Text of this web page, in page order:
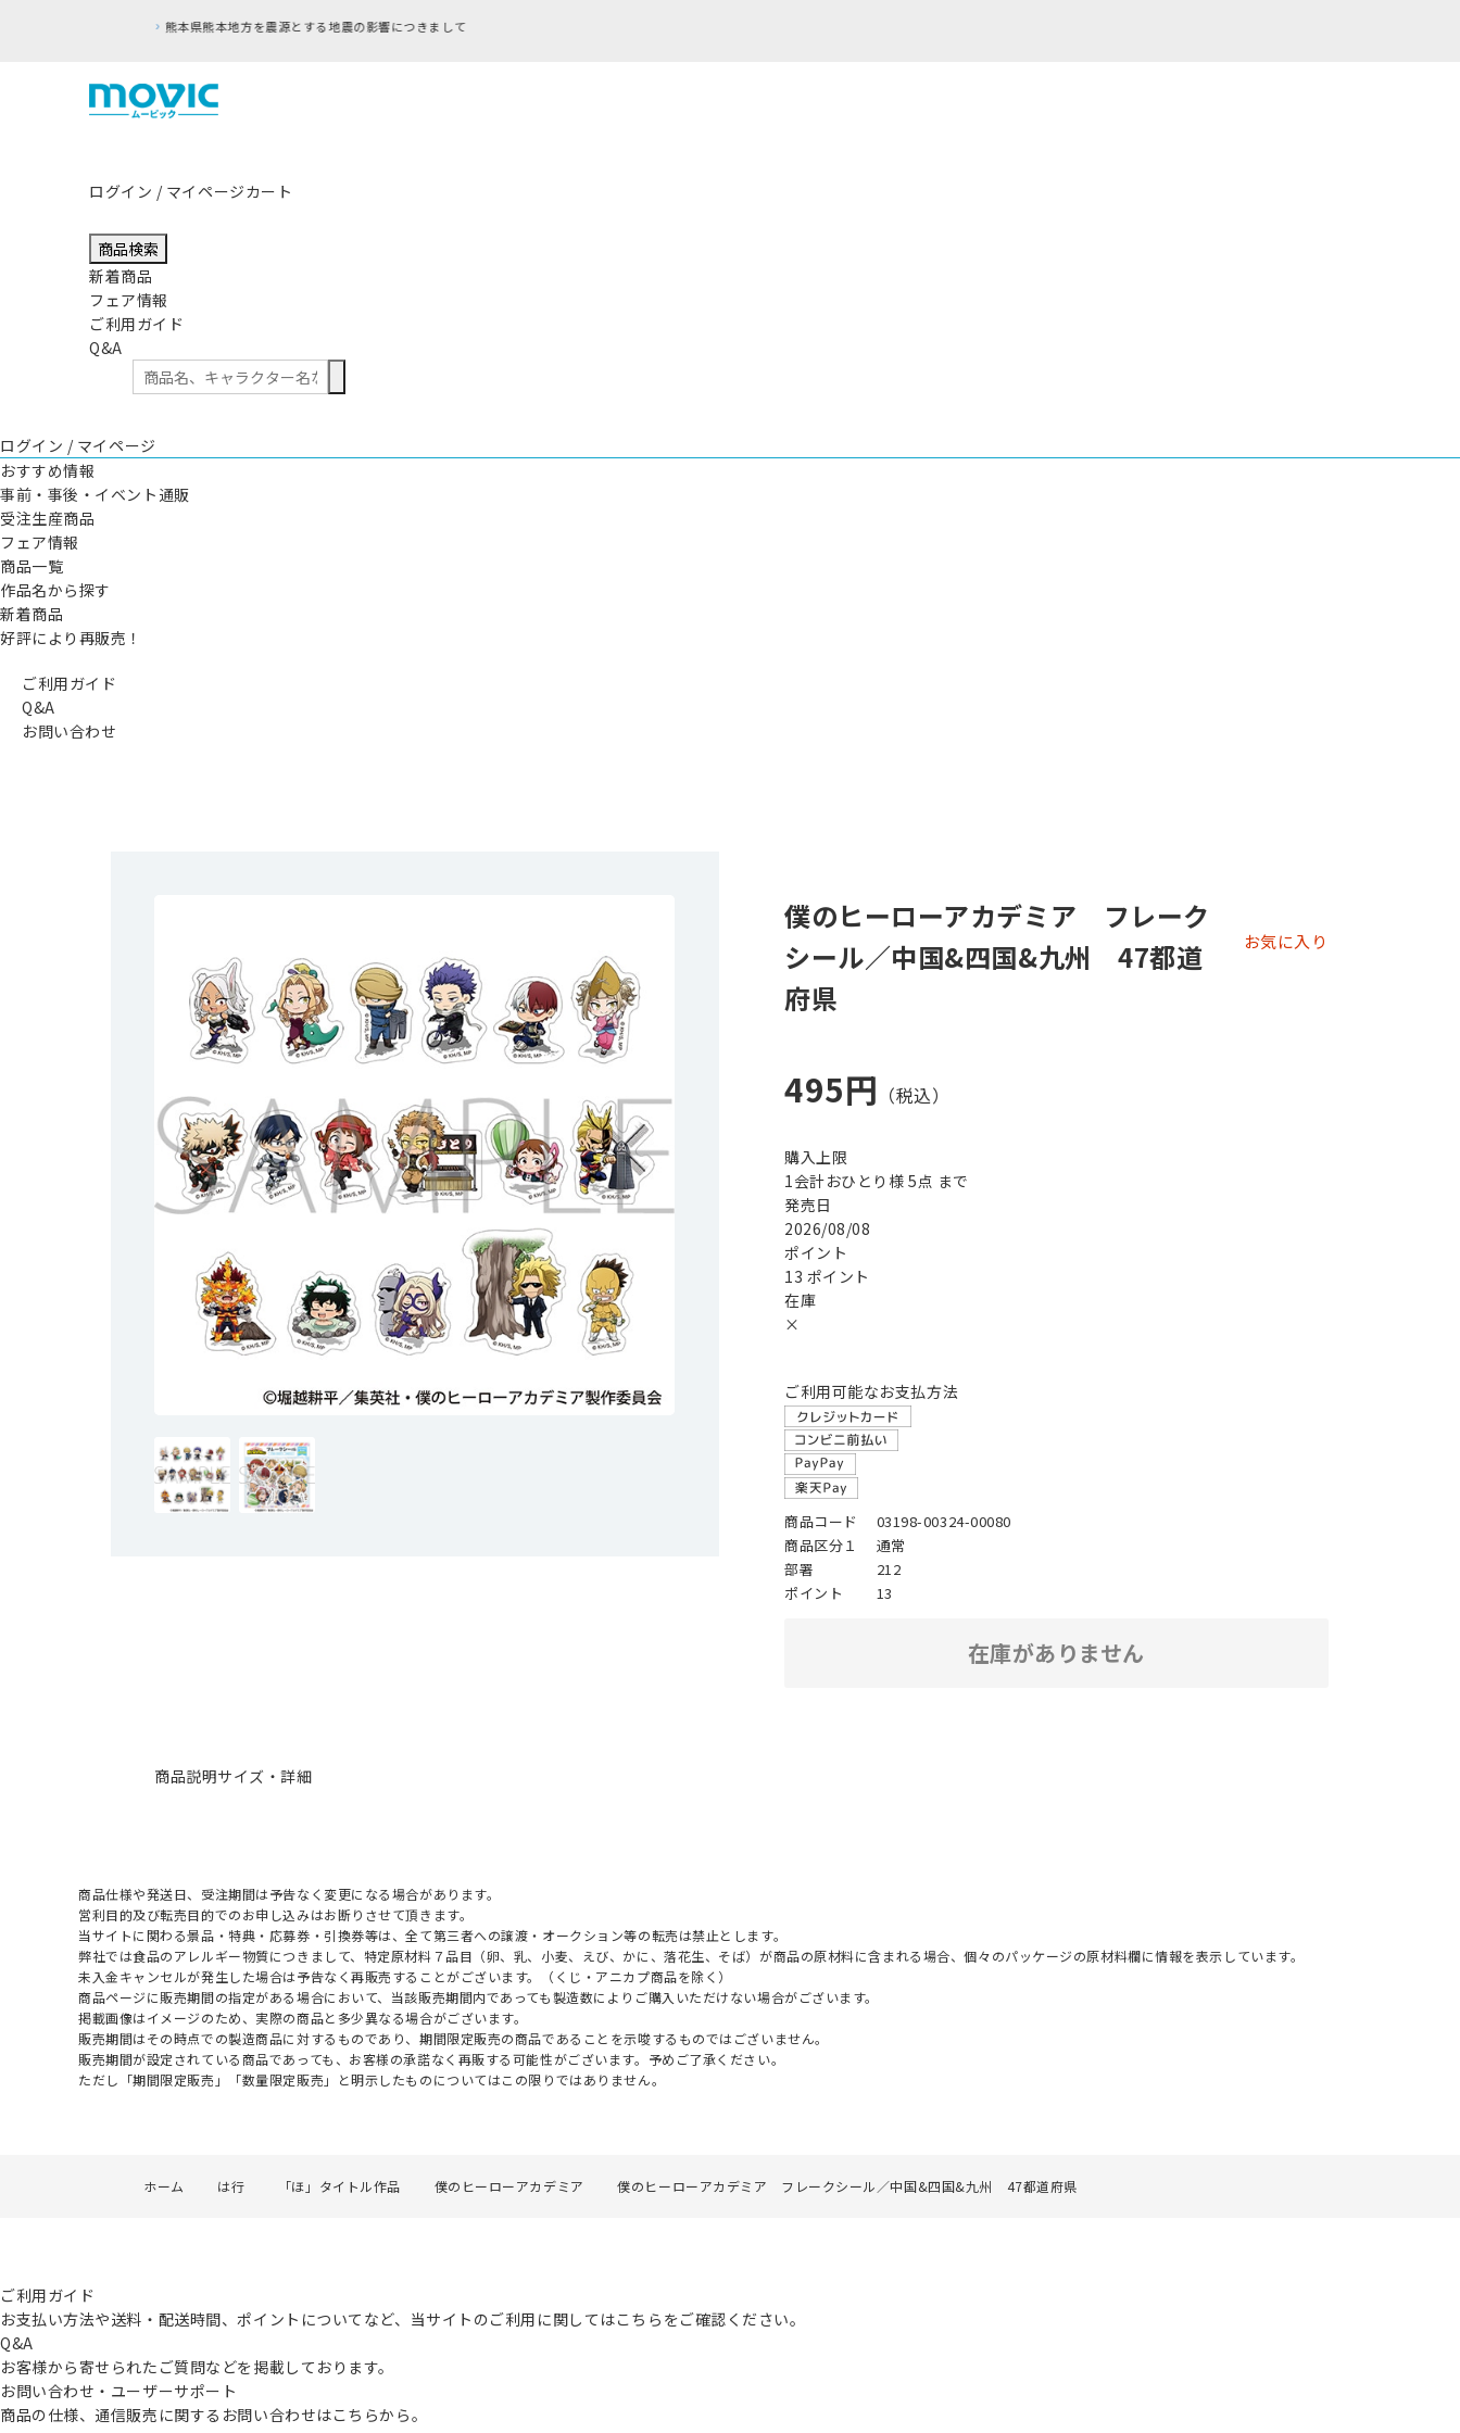
ログイン / マイページカート
商品検索
新着商品
フェア情報
ご利用ガイド
Q&A
ログイン / マイページ
おすすめ情報
事前・事後・イベント通販
受注生産商品
フェア情報
商品一覧
作品名から探す
新着商品
好評により再販売！
ご利用ガイド
Q&A
お問い合わせ
僕のヒーローアカデミア フレーク
シール／中国&四国&九州 47都道
府県
お気に入り
495円
購入上限
1会計おひとり様 5点 まで
発売日
2026/08/08
ポイント
13 ポイント
在庫
×
ご利用可能なお支払方法
商品コード
03198-00324-00080
商品区分１
通常
部署
212
ポイント
13
在庫がありません
商品説明サイズ・詳細
商品仕様や発送日、受注期間は予告なく変更になる場合があります。
営利目的及び転売目的でのお申し込みはお断りさせて頂きます。
当サイトに関わる景品・特典・応募券・引換券等は、全て第三者への譲渡・オークション等の転売は禁止とします。
弊社では食品のアレルギー物質につきまして、特定原材料７品目（卵、乳、小麦、えび、かに、落花生、そば）が商品の原材料に含まれる場合、個々のパッケージの原材料欄に情報を表示しています。
未入金キャンセルが発生した場合は予告なく再販売することがございます。（くじ・アニカプ商品を除く）
商品ページに販売期間の指定がある場合において、当該販売期間内であっても製造数によりご購入いただけない場合がございます。
掲載画像はイメージのため、実際の商品と多少異なる場合がございます。
販売期間はその時点での製造商品に対するものであり、期間限定販売の商品であることを示唆するものではございません。
販売期間が設定されている商品であっても、お客様の承諾なく再販する可能性がございます。予めご了承ください。
ただし「期間限定販売」「数量限定販売」と明示したものについてはこの限りではありません。
ホーム は行 「ほ」タイトル作品 僕のヒーローアカデミア 僕のヒーローアカデミア フレークシール／中国&四国&九州 47都道府県
ご利用ガイド
お支払い方法や送料・配送時間、ポイントについてなど、当サイトのご利用に関してはこちらをご確認ください。
Q&A
お客様から寄せられたご質問などを掲載しております。
お問い合わせ・ユーザーサポート
商品の仕様、通信販売に関するお問い合わせはこちらから。